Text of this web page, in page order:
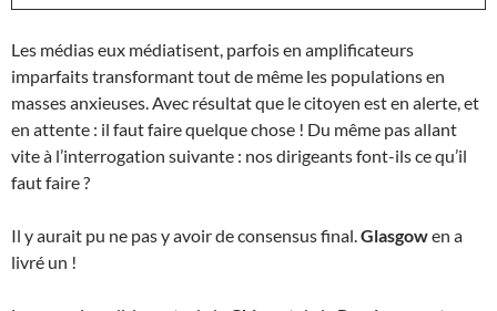
Les médias eux médiatisent, parfois en amplificateurs
imparfaits transformant tout de même les populations en
masses anxieuses. Avec résultat que le citoyen est en alerte, et
en attente : il faut faire quelque chose ! Du même pas allant
vite à l’interrogation suivante : nos dirigeants font-ils ce qu’il
faut faire ?
Il y aurait pu ne pas y avoir de consensus final.Glasgowen a
livré un !